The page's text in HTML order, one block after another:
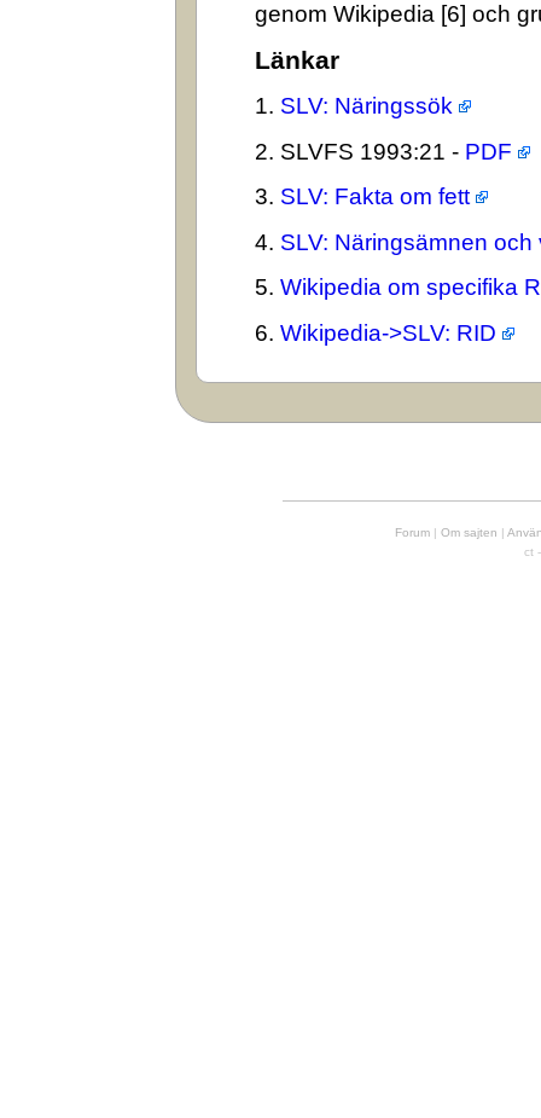
genom Wikipedia [6] och
Länkar
1. SLV: Näringssök
2. SLVFS 1993:21 - PDF
3. SLV: Fakta om fett
4. SLV: Näringsämnen och
5. Wikipedia om specifika
6. Wikipedia->SLV: RID
Forum | Om sajten |
ct